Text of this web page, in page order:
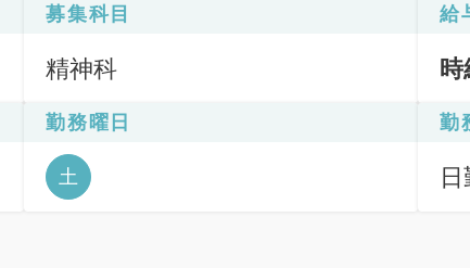
募集科目
精神科
給
勤務曜日
土
勤